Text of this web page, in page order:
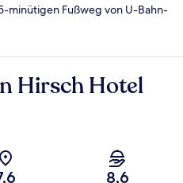
minütigen Fußweg von U-Bahn-
Hirsch Hotel
8,6